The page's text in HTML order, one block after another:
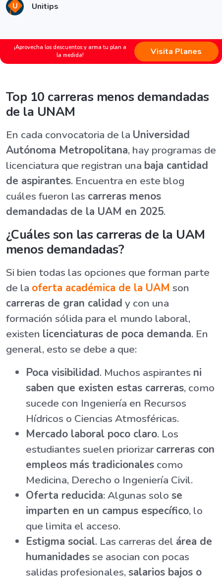
Unitips
¡Aprovecha los descuentos y arma tu plan a
la medida!
Visita Planes
Top 10 carreras menos demandadas
de la UNAM
En cada convocatoria de la Universidad
Autónoma Metropolitana, hay programas de
licenciatura que registran una baja cantidad
de aspirantes. Encuentra en este blog
cuáles fueron las carreras menos
demandadas de la UAM en 2025.
¿Cuáles son las carreras de la UAM
menos demandadas?
Si bien todas las opciones que forman parte
de la oferta académica de la UAM son
carreras de gran calidad y con una
formación sólida para el mundo laboral,
existen licenciaturas de poca demanda. En
general, esto se debe a que:
Poca visibilidad. Muchos aspirantes ni
saben que existen estas carreras, como
sucede con Ingeniería en Recursos
Hídricos o Ciencias Atmosféricas.
Mercado laboral poco claro. Los
estudiantes suelen priorizarcarreras con
empleos más tradicionales como
Medicina, Derecho o Ingeniería Civil.
Oferta reducida: Algunas solo se
imparten en un campus específico, lo
que limita el acceso.
Estigma social. Las carreras del área de
humanidadesse asocian con pocas
salidas profesionales, salarios bajos o